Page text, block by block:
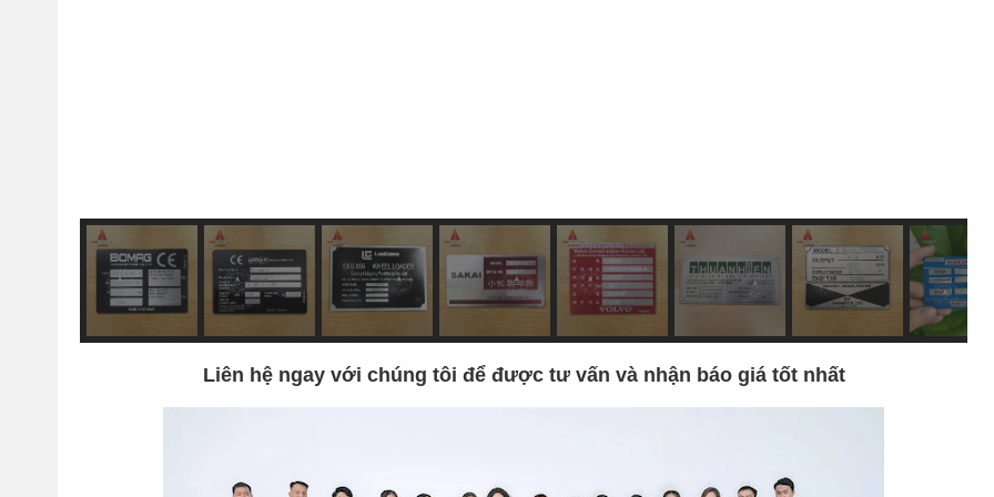
Liên hệ ngay với chúng tôi để được tư vấn và nhận báo giá tốt nhất